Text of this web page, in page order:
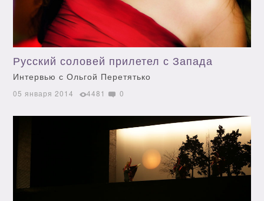
Русский соловей прилетел с Запада
Интервью с Ольгой Перетятько
05 января 2014 4481 0